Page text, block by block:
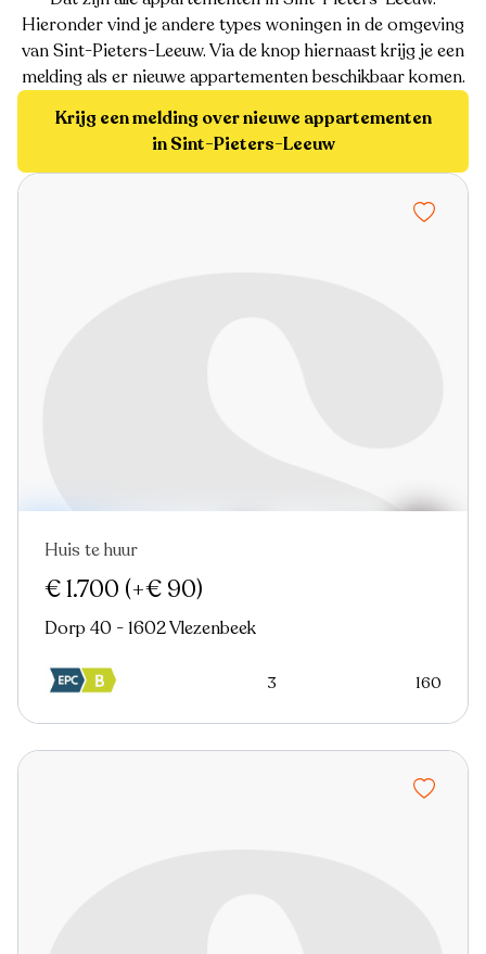
Hieronder vind je andere types woningen in de omgeving
van Sint-Pieters-Leeuw. Via de knop hiernaast krijg je een
melding als er nieuwe appartementen beschikbaar komen.
Krijg een melding over nieuwe appartementen
in Sint-Pieters-Leeuw
Nieuw
Huis te huur
€ 1.700 (+€ 90)
Dorp 40 - 1602 Vlezenbeek
3 160